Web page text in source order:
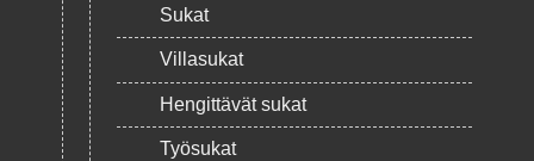
Sukat
Villasukat
Hengittävät sukat
Työsukat